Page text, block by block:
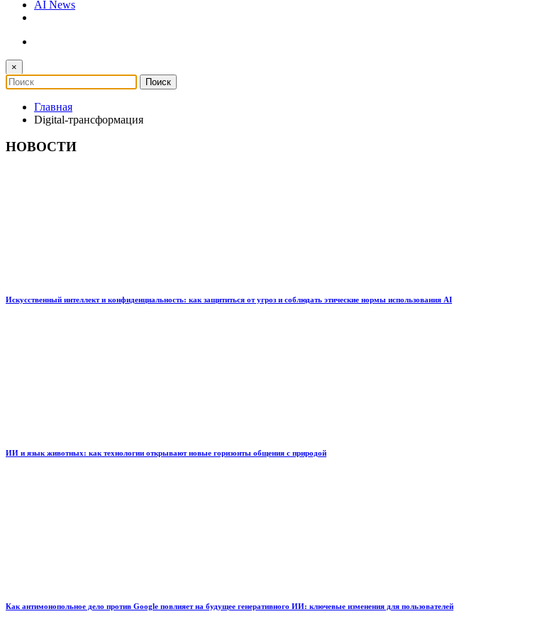
AI News
×
Главная
Digital-трансформация
НОВОСТИ
Искусственный интеллект и конфиденциальность: как защититься от угроз и соблюдать этические нормы использования AI
ИИ и язык животных: как технологии открывают новые горизонты общения с природой
Как антимонопольное дело против Google повлияет на будущее генеративного ИИ: ключевые изменения для пользователей